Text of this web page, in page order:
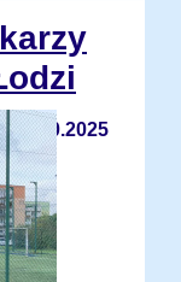
10.10.2025